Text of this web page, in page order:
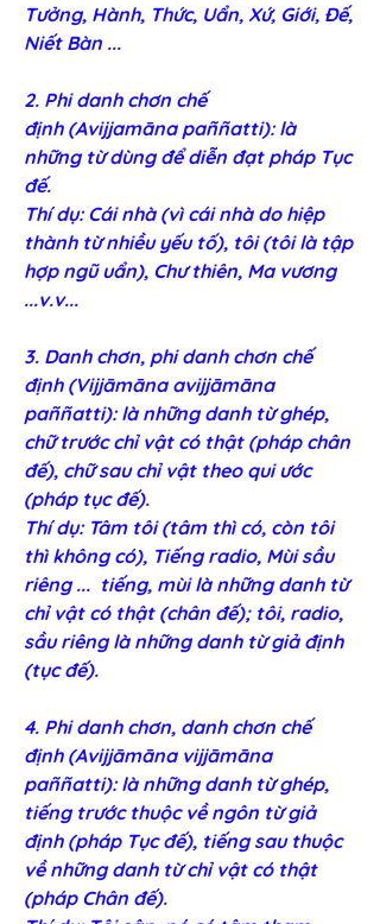
Tưởng, Hành, Thức, Uẩn, Xứ, Giới, Ðế,
Niết Bàn ...
2. Phi danh chơn chế
định (Avijjamāna paññatti): là
những từ dùng để diễn đạt pháp Tục
đế.
Thí dụ: Cái nhà (vì cái nhà do hiệp
thành từ nhiều yếu tố), tôi (tôi là tập
hợp ngũ uẩn), Chư thiên, Ma vương
...v.v...
3. Danh chơn, phi danh chơn chế
định (Vijjāmāna avijjāmāna
paññatti): là những danh từ ghép,
chữ trước chỉ vật có thật (pháp chân
đế), chữ sau chỉ vật theo qui ước
(pháp tục đế).
Thí dụ: Tâm tôi (tâm thì có, còn tôi
thì không có), Tiếng radio, Mùi sầu
riêng ...  tiếng, mùi là những danh từ
chỉ vật có thật (chân đế); tôi, radio,
sầu riêng là những danh từ giả định
(tục đế).
4. Phi danh chơn, danh chơn chế
định (Avijjāmāna vijjāmāna
paññatti): là những danh từ ghép,
tiếng trước thuộc về ngôn từ giả
định (pháp Tục đế), tiếng sau thuộc
về những danh từ chỉ vật có thật
(pháp Chân đế).